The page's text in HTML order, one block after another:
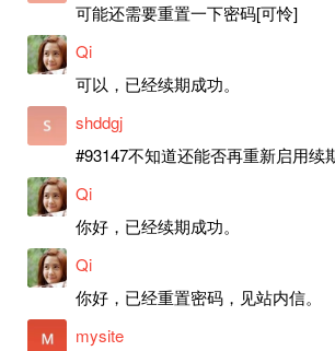
可能还需要重置一下密码[可怜]
Qi
可以，已经续期成功。
shddgj
#93147不知道还能否再重新启用续
Qi
你好，已经续期成功。
Qi
你好，已经重置密码，见站内信。
mysite